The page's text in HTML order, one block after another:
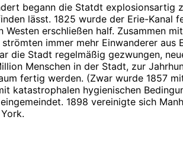
begann die Statdt
lässt. 1825 wurde der Erie-Kanal
Westen erschließen half. Zusammen
immer mehr Einwanderer
die Stadt regelmäßig gezwungen,
Menschen in der Stadt, zur
fertig werden. (Zwar wurde 1857
katastrophalen hygienischen
1898 vereinigte sich